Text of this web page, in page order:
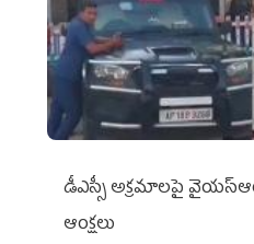
డీఎస్సీ అక్రమాలపై
ఆంక్షలు